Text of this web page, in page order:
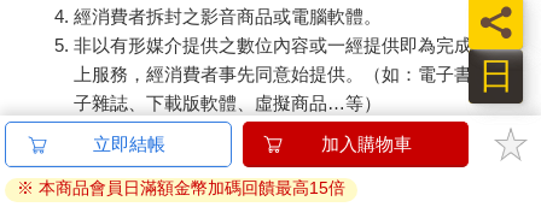
經消費者拆封之影音商品或電腦軟體。
非以有形媒介提供之數位內容或一經提供即為完成之線
上服務，經消費者事先同意始提供。（如：電子書、電
子雜誌、下載版軟體、虛擬商品…等）
已拆封之個人衛生用品。（如：內衣褲、刮鬍刀、除毛
若非上列種類商品，均享有到貨7天的猶豫期（含例假
立即結帳 加入購物車
※ 本商品會員日滿額金幣加碼回饋最高15倍
日
員